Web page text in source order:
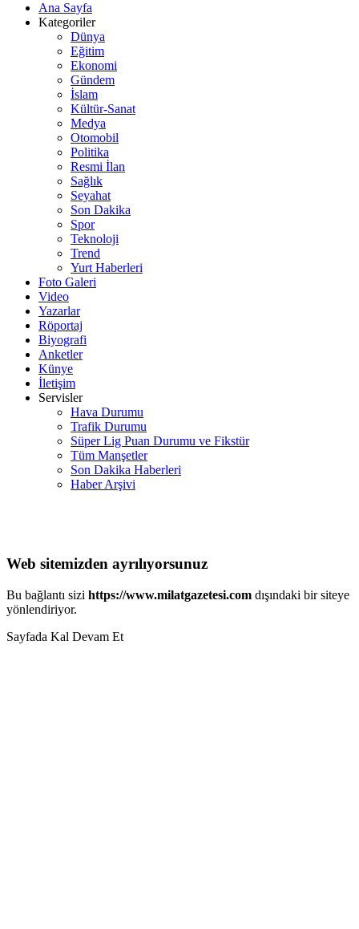
Ana Sayfa
Kategoriler
Dünya
Eğitim
Ekonomi
Gündem
İslam
Kültür-Sanat
Medya
Otomobil
Politika
Resmi İlan
Sağlık
Seyahat
Son Dakika
Spor
Teknoloji
Trend
Yurt Haberleri
Foto Galeri
Video
Yazarlar
Röportaj
Biyografi
Anketler
Künye
İletişim
Servisler
Hava Durumu
Trafik Durumu
Süper Lig Puan Durumu ve Fikstür
Tüm Manşetler
Son Dakika Haberleri
Haber Arşivi
Web sitemizden ayrılıyorsunuz
Bu bağlantı sizi https://www.milatgazetesi.com dışındaki bir siteye
yönlendiriyor.
Sayfada Kal Devam Et